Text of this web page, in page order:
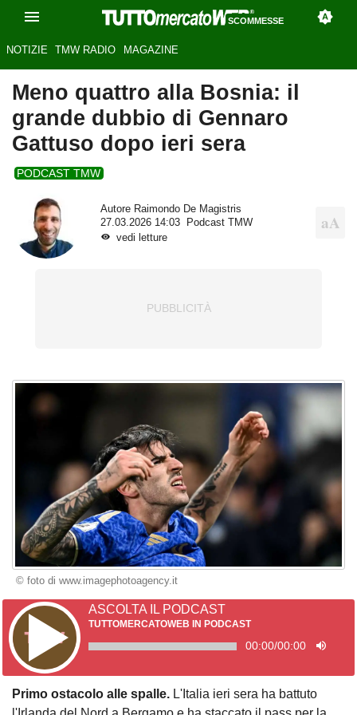
SCOMMESSE
NOTIZIE TMW RADIO MAGAZINE
Meno quattro alla Bosnia: il
grande dubbio di Gennaro
Gattuso dopo ieri sera
PODCAST TMW
Autore Raimondo De Magistris
27.03.2026 14:03
Podcast TMW
vedi letture
© foto di www.imagephotoagency.it
ASCOLTA IL PODCAST
TUTTOMERCATOWEB IN PODCAST
00:00/00:00
Primo ostacolo alle spalle. L'Italia ieri sera ha battuto